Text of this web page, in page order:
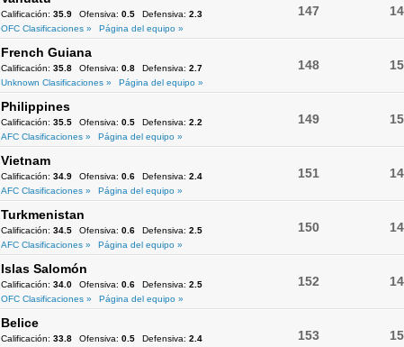
Calificación: 35.9 Ofensiva: 0.5 Defensiva: 2.3
OFC Clasificaciones »
Página del equipo »
147
French Guiana
Calificación: 35.8 Ofensiva: 0.8 Defensiva: 2.7
Unknown Clasificaciones »
Página del equipo »
148
Philippines
Calificación: 35.5 Ofensiva: 0.5 Defensiva: 2.2
AFC Clasificaciones »
Página del equipo »
149
Vietnam
Calificación: 34.9 Ofensiva: 0.6 Defensiva: 2.4
AFC Clasificaciones »
Página del equipo »
151
Turkmenistan
Calificación: 34.5 Ofensiva: 0.6 Defensiva: 2.5
AFC Clasificaciones »
Página del equipo »
150
Islas Salomón
Calificación: 34.0 Ofensiva: 0.6 Defensiva: 2.5
OFC Clasificaciones »
Página del equipo »
152
Belice
Calificación: 33.8 Ofensiva: 0.5 Defensiva: 2.4
153